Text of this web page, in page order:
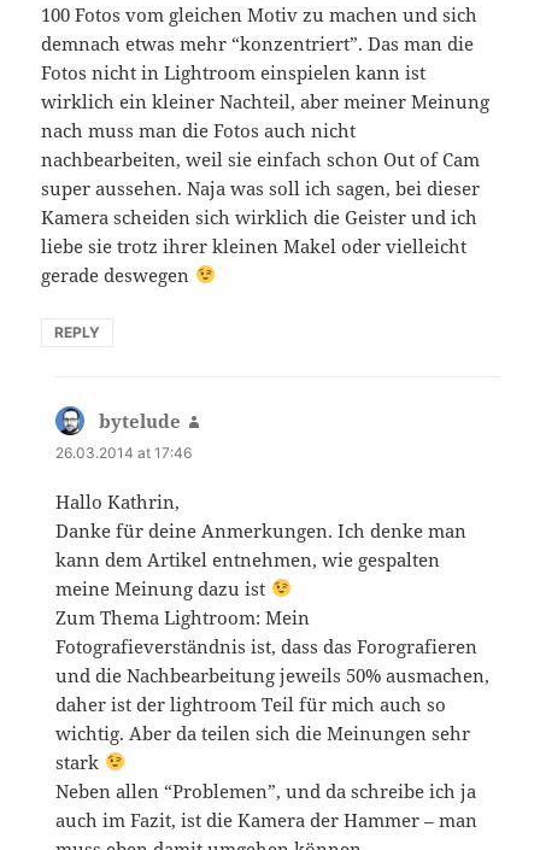
100 Fotos vom gleichen Motiv zu machen und sich
demnach etwas mehr “konzentriert”. Das man die
Fotos nicht in Lightroom einspielen kann ist
wirklich ein kleiner Nachteil, aber meiner Meinung
nach muss man die Fotos auch nicht
nachbearbeiten, weil sie einfach schon Out of Cam
super aussehen. Naja was soll ich sagen, bei dieser
Kamera scheiden sich wirklich die Geister und ich
liebe sie trotz ihrer kleinen Makel oder vielleicht
gerade deswegen
REPLY
bytelude
26.03.2014 at 17:46
Hallo Kathrin,
Danke für deine Anmerkungen. Ich denke man
kann dem Artikel entnehmen, wie gespalten
meine Meinung dazu ist
Zum Thema Lightroom: Mein
Fotografieverständnis ist, dass das Forografieren
und die Nachbearbeitung jeweils 50% ausmachen,
daher ist der lightroom Teil für mich auch so
wichtig. Aber da teilen sich die Meinungen sehr
stark
Neben allen “Problemen”, und da schreibe ich ja
auch im Fazit, ist die Kamera der Hammer – man